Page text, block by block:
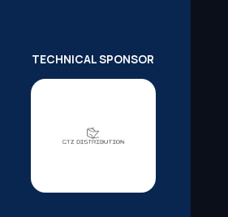
TECHNICAL SPONSOR